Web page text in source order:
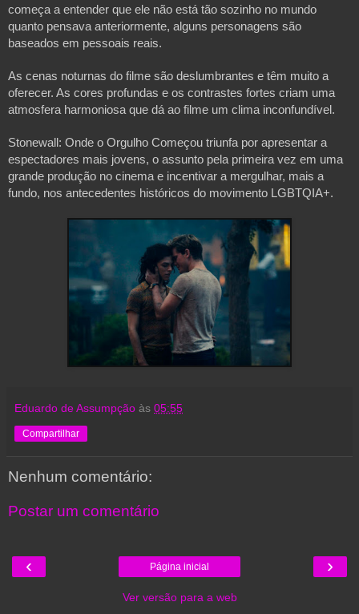
começa a entender que ele não está tão sozinho no mundo
quanto pensava anteriormente, alguns personagens são
baseados em pessoais reais.
As cenas noturnas do filme são deslumbrantes e têm muito a
oferecer. As cores profundas e os contrastes fortes criam uma
atmosfera harmoniosa que dá ao filme um clima inconfundível.
Stonewall: Onde o Orgulho Começou triunfa por apresentar a
espectadores mais jovens, o assunto pela primeira vez em uma
grande produção no cinema e incentivar a mergulhar, mais a
fundo, nos antecedentes históricos do movimento LGBTQIA+.
Eduardo de Assumpção às 05:55
Compartilhar
Nenhum comentário:
Postar um comentário
‹ ›
Página inicial
Ver versão para a web